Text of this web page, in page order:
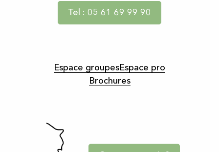
Tel : 05 61 69 99 90
Espace groupesEspace pro
Brochures